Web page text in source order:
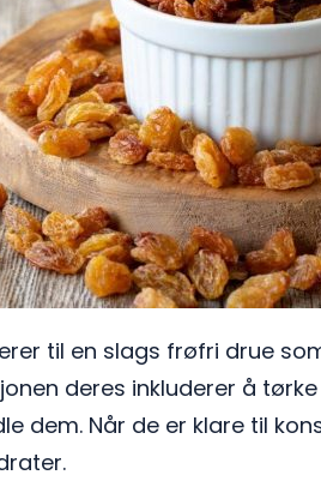
til en slags frøfri drue
deres inkluderer å
dem. Når de er klare til